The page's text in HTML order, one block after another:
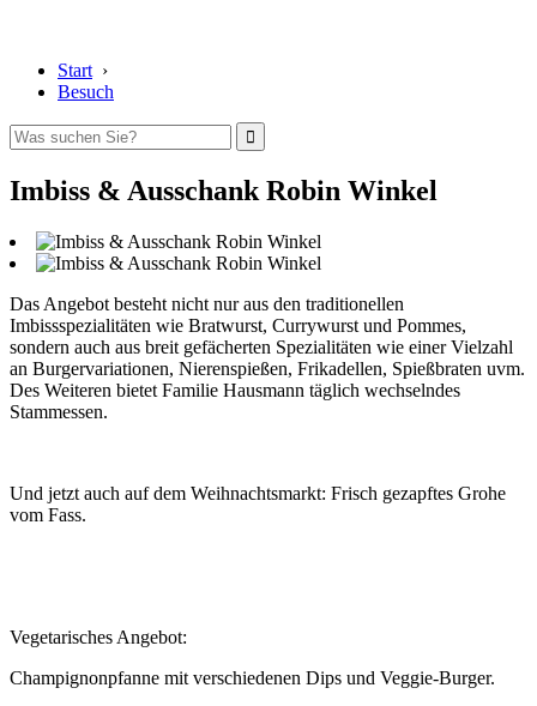
Start ›
Besuch
Imbiss & Ausschank Robin Winkel
Das Angebot besteht nicht nur aus den traditionellen
Imbissspezialitäten wie Bratwurst, Currywurst und Pommes,
sondern auch aus breit gefächerten Spezialitäten wie einer Vielzahl
an Burgervariationen, Nierenspießen, Frikadellen, Spießbraten uvm.
Des Weiteren bietet Familie Hausmann täglich wechselndes
Stammessen.
Und jetzt auch auf dem Weihnachtsmarkt: Frisch gezapftes Grohe
vom Fass.
Vegetarisches Angebot:
Champignonpfanne mit verschiedenen Dips und Veggie-Burger.